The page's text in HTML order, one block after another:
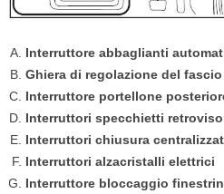
Interruttore abbaglianti
Ghiera di regolazione del
Interruttore portellone
Interruttori specchietti
Interruttori chiusura
Interruttori alzacristalli elettrici
Interruttore bloccaggio